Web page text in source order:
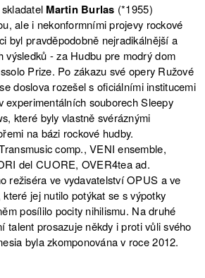
Martin Burlas (*1955)
ale i nekonformními projevy rockové
byl pravděpodobně nejradikálnější a
výsledků - za Hudbu pre modrý dom
Prize. Po zákazu své opery Ružové
doslova rozešel s oficiálními institucemi
experimentálních souborech Sleepy
které byly vlastně svéráznými
na bázi rockové hudby.
comp., VENI ensemble,
del CUORE, OVER4tea ad.
režiséra ve vydavatelství OPUS a ve
jej nutilo potýkat se s výpotky
posílilo pocity nihilismu. Na druhé
talent prosazuje někdy i proti vůli svého
byla zkomponována v roce 2012.